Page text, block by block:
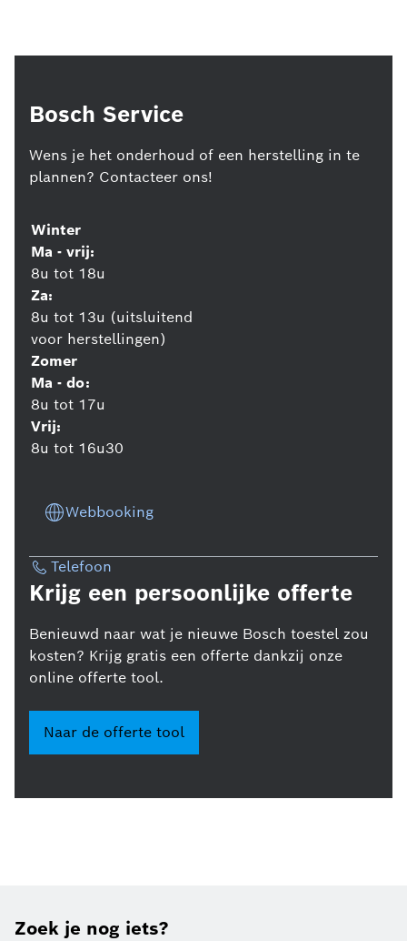
Bosch Service
Wens je het onderhoud of een herstelling in te
plannen? Contacteer ons!
Winter
Ma - vrij:
8u tot 18u
Za:
8u tot 13u (uitsluitend
voor herstellingen)
Zomer
Ma - do:
8u tot 17u
Vrij:
8u tot 16u30
Webbooking
Telefoon
Krijg een persoonlijke offerte
Benieuwd naar wat je nieuwe Bosch toestel zou
kosten? Krijg gratis een offerte dankzij onze
online offerte tool.
Naar de offerte tool
Zoek je nog iets?